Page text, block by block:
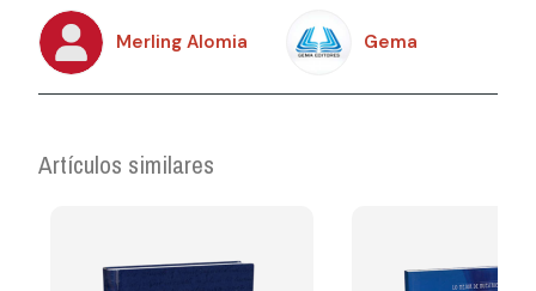
Merling Alomia Gema
Artículos similares